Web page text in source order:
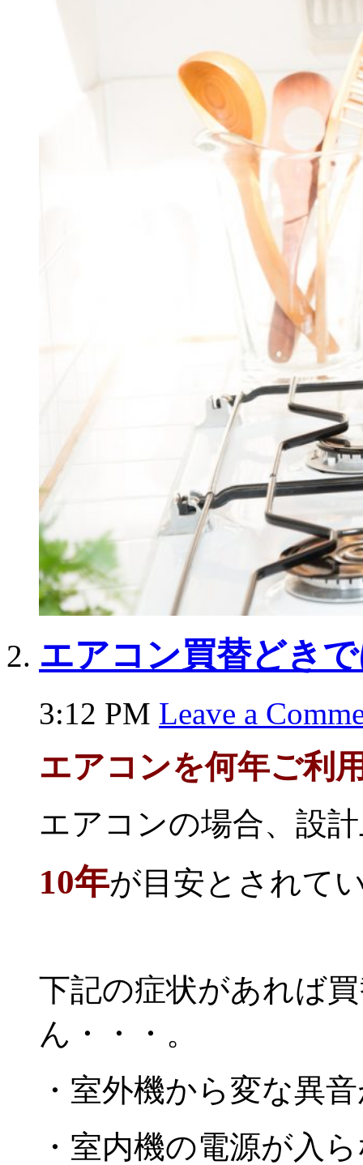
エアコン買替どき
3:12 PM Leave a
エアコンを何年ご利
エアコンの場合、設
10年が目安とされて
下記の症状があれば
ん・・・。
・室外機から変な異
・室内機の電源が入